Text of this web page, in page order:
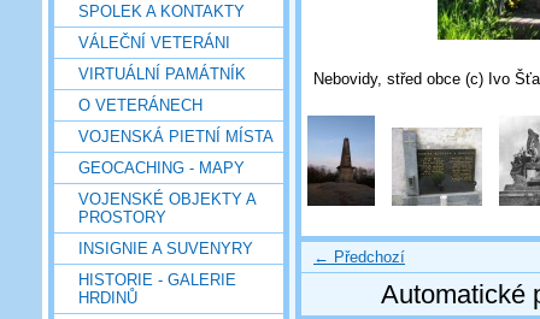
SPOLEK A KONTAKTY
VÁLEČNÍ VETERÁNI
VIRTUÁLNÍ PAMÁTNÍK
O VETERÁNECH
VOJENSKÁ PIETNÍ MÍSTA
GEOCACHING - MAPY
VOJENSKÉ OBJEKTY A
PROSTORY
INSIGNIE A SUVENYRY
HISTORIE - GALERIE
HRDINŮ
Nebovidy, střed obce (c) Ivo
← Předchozí
Automatické